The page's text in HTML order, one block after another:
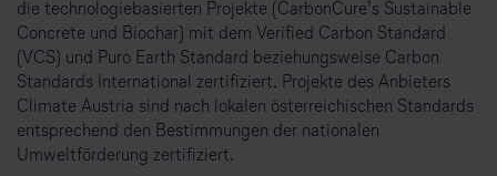
die technologiebasierten Projekte (CarbonCure’s Sustainable
Concrete und Biochar) mit dem Verified Carbon Standard
(VCS) und Puro Earth Standard beziehungsweise Carbon
Standards International zertifiziert. Projekte des Anbieters
Climate Austria sind nach lokalen österreichischen Standards
entsprechend den Bestimmungen der nationalen
Umweltförderung zertifiziert.